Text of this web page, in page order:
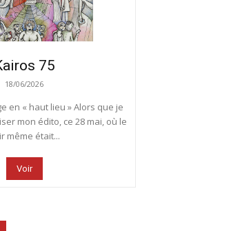
75
18/06/2026
en « haut lieu » Alors que je
mon édito, ce 28 mai, où le
même était...
Voir